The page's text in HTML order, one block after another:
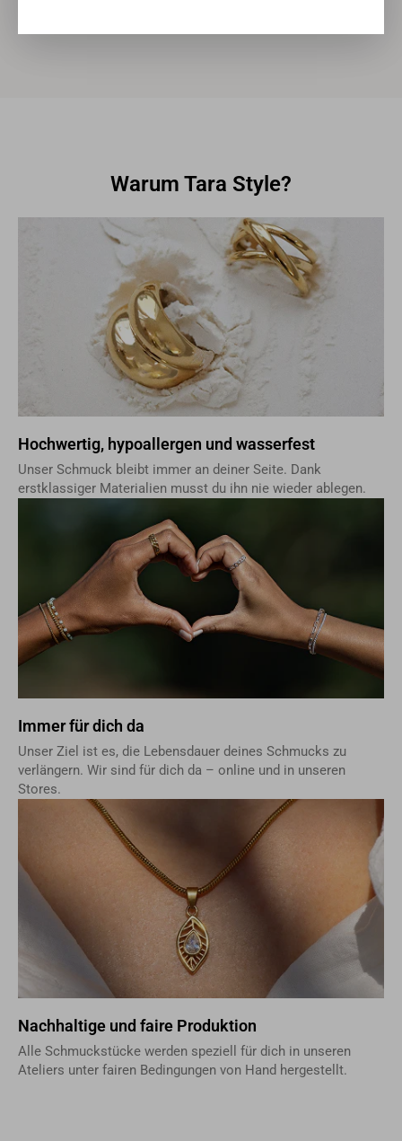
Warum Tara Style?
Hochwertig, hypoallergen und wasserfest
Unser Schmuck bleibt immer an deiner Seite. Dank
erstklassiger Materialien musst du ihn nie wieder ablegen.
Immer für dich da
Unser Ziel ist es, die Lebensdauer deines Schmucks zu
verlängern. Wir sind für dich da – online und in unseren
Stores.
Nachhaltige und faire Produktion
Alle Schmuckstücke werden speziell für dich in unseren
Ateliers unter fairen Bedingungen von Hand hergestellt.